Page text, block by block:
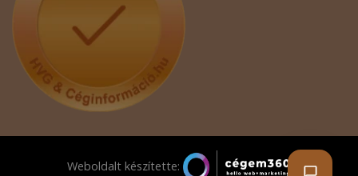
Weboldalt készítette: